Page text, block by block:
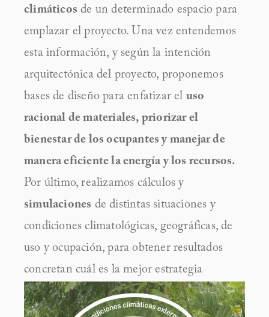
climáticos de un determinado espacio para
emplazar el proyecto. Una vez entendemos
esta información, y según la intención
arquitectónica del proyecto, proponemos
bases de diseño para enfatizar el uso
racional de materiales, priorizar el
bienestar de los ocupantes y manejar de
simulaciones de distintas situaciones y
condiciones climatológicas, geográficas, de
uso y ocupación, para obtener resultados
concretan cuál es la mejor estrategia